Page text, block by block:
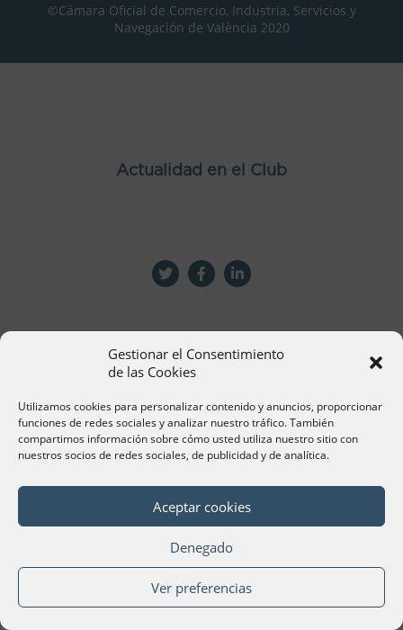
Gestionar el Consentimiento
de las Cookies
Utilizamos cookies para personalizar contenido y anuncios, proporcionar
funciones de redes sociales y analizar nuestro tráfico. También
compartimos información sobre cómo usted utiliza nuestro sitio con
nuestros socios de redes sociales, de publicidad y de analítica.
Aceptar cookies
Denegado
Ver preferencias
©Cámara Oficial de Comercio, Industria, Servicios y
Navegación de València 2020
Actualidad en el Club